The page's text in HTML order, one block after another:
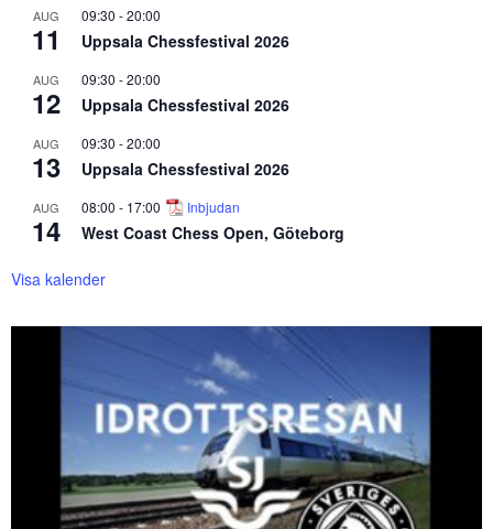
AUG
11
09:30 -20:00
Uppsala Chessfestival 2026
AUG
12
09:30 -20:00
Uppsala Chessfestival 2026
AUG
13
09:30 -20:00
Uppsala Chessfestival 2026
AUG
14
08:00 - 17:00 Inbjudan
West Coast Chess Open, Göteborg
Visa kalender